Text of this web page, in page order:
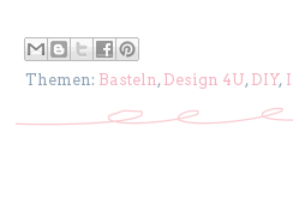
Themen: Basteln, Design 4U, DIY,